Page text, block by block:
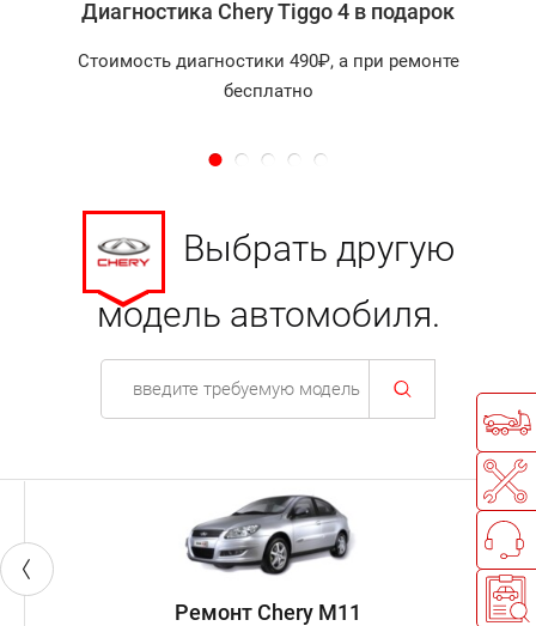
Диагностика Chery Tiggo 4 в подарок
Стоимость диагностики 490₽, а при ремонте
бесплатно
Выбрать другую
модель автомобиля.
Ремонт Chery M11